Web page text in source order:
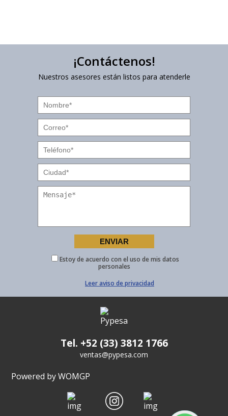
¡Contáctenos!
Nuestros asesores están listos para atenderle
Estoy de acuerdo con el uso de mis datos
personales
Leer aviso de privacidad
Tel. +52 (33) 3812 1766
ventas@pypesa.com
Powered by WOMGP